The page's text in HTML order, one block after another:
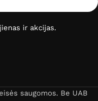
ir akcijas.
saugomos. Be UAB